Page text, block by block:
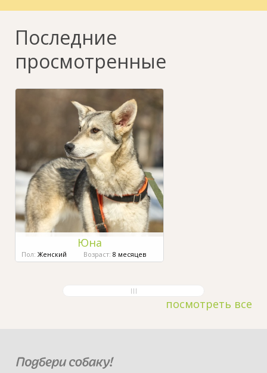
Последние
просмотренные
Юна
Пол: Женский Возраст: 8 месяцев
посмотреть все